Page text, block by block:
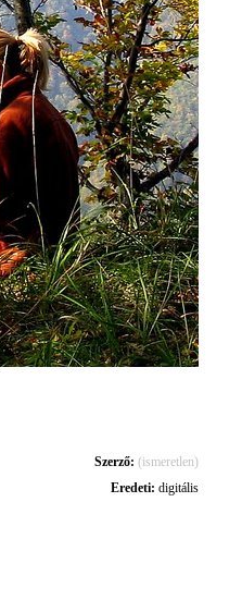
Szerző: (ismeretlen)
Eredeti: digitális